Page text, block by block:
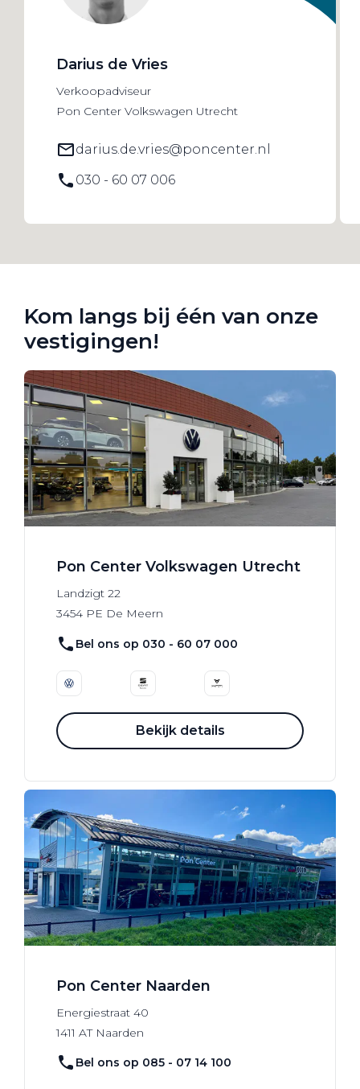
Darius de Vries
Verkoopadviseur
Pon Center Volkswagen Utrecht
darius.de.vries@poncenter.nl
030 - 60 07 006
Kom langs bij één van onze
vestigingen!
Pon Center Volkswagen Utrecht
Landzigt 22
3454 PE De Meern
Bel ons op 030 - 60 07 000
Bekijk details
Pon Center Naarden
Energiestraat 40
1411 AT Naarden
Bel ons op 085 - 07 14 100